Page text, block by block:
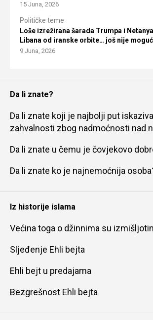
15 Juna, 2026
Političke teme
Loše izrežirana šarada Trumpa i
Libana od iranske orbite… još nije
9 Juna, 2026
Da li znate?
Da li znate koji je najbolji put
zahvalnosti zbog nadmoćnosti nad
Da li znate u čemu je čovjekovo
Da li znate ko je najnemoćnija
Iz historije islama
Većina toga o džinnima su
Sljeđenje Ehli bejta
Ehli bejt u predajama
Bezgrešnost Ehli bejta